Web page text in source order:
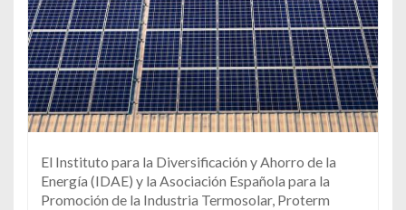
El Instituto para la Diversificación y Ahorro de la
Energía (IDAE) y la Asociación Española para la
Promoción de la Industria Termosolar, Proterm